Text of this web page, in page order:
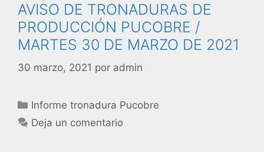
AVISO DE TRONADURAS DE
PRODUCCIÓN PUCOBRE /
MARTES 30 DE MARZO DE 2021
30 marzo, 2021 por admin
Informe tronadura Pucobre
Deja un comentario